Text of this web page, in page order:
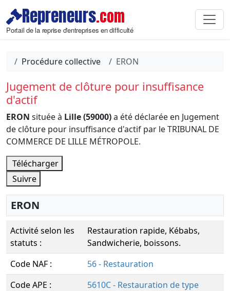
Repreneurs.com
Portail de la reprise d'entreprises en difficulté
Procédure collective ERON
Jugement de clôture pour insuffisance
d'actif
ERON située à Lille (59000)a été déclarée en Jugement
de clôture pour insuffisance d'actif par le TRIBUNAL DE
COMMERCE DE LILLE MÉTROPOLE.
Télécharger
Suivre
ERON
Activité selon les
statuts :
Restauration rapide, Kébabs,
Sandwicherie, boissons.
Code NAF :
56 - Restauration
Code APE :
5610C - Restauration de type